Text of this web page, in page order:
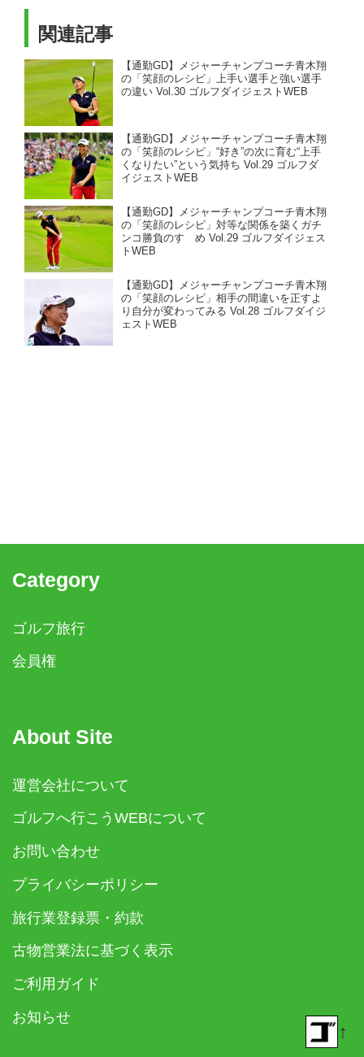
関連記事
【通勤GD】メジャーチャンプコーチ青木翔
の「笑顔のレシピ」上手い選手と強い選手
の違い Vol.30 ゴルフダイジェストWEB
【通勤GD】メジャーチャンプコーチ青木翔
の「笑顔のレシピ」“好き”の次に育む“上手
くなりたい”という気持ち Vol.29 ゴルフダ
イジェストWEB
【通勤GD】メジャーチャンプコーチ青木翔
の「笑顔のレシピ」対等な関係を築くガチ
ンコ勝負のすゝめ Vol.29 ゴルフダイジェス
トWEB
【通勤GD】メジャーチャンプコーチ青木翔
の「笑顔のレシピ」相手の間違いを正すよ
り自分が変わってみる Vol.28 ゴルフダイジ
ェストWEB
Category
ゴルフ旅行
会員権
About Site
運営会社について
ゴルフへ行こうWEBについて
お問い合わせ
プライバシーポリシー
旅行業登録票・約款
古物営業法に基づく表示
ご利用ガイド
お知らせ
↑